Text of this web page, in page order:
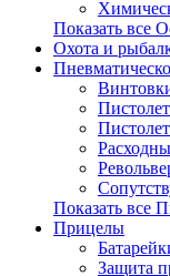
Показать все
Охота и
Показать все
Прицелы
Защита